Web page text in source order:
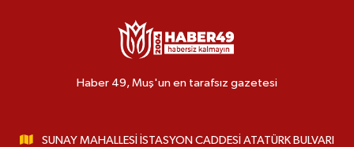
Haber 49, Muş'un en tarafsız gazetesi
SUNAY MAHALLESİ İSTASYON CADDESİ ATATÜRK BULVARI